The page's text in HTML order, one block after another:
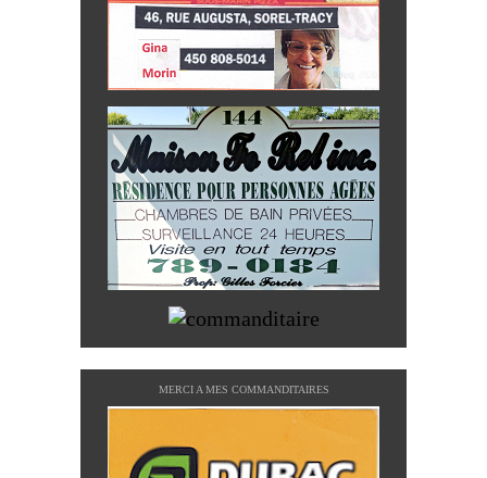
MERCI A MES COMMANDITAIRES